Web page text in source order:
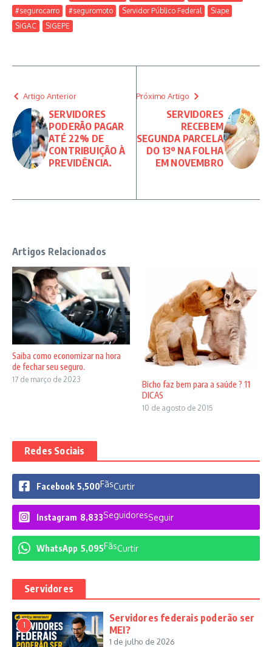
#segurocarro #seguromoto Servidor Público Federal
Siape
SIGAC
SIGEPE
Artigo Anterior
SERVIDORES
PODERÃO PAGAR
ATÉ 22% DE
CONTRIBUIÇÃO À
PREVIDÊNCIA.
Próximo Artigo
SERVIDORES
RECEBEM
SEGUNDA PARCELA
DO 13º NA FOLHA
EM NOVEMBRO
Artigos Relacionados
Saiba como economizar na hora
de fechar seu seguro.
17 de março de 2023
Bicho faz bem para a saúde ? 11
DICAS
10 de agosto de 2015
Redes Sociais
Facebook 5,500FãsCurtir
Instagram 8,833SeguidoresSeguir
WhatsApp 5,095FãsCurtir
Servidores
1
Servidores federais poderão ser
MEI?
1 de julho de 2026